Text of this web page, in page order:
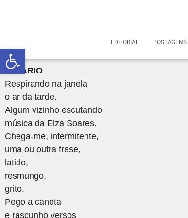
Abrir a barra de ferramentas
EDITORIAL POSTAGENS
I.DIÁRIO
Respirando na janela
o ar da tarde.
Algum vizinho escutando
música da Elza Soares.
Chega-me, intermitente,
uma ou outra frase,
latido,
resmungo,
grito.
Pego a caneta
e rascunho versos